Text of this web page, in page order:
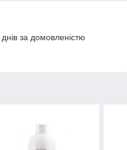
за домовленістю